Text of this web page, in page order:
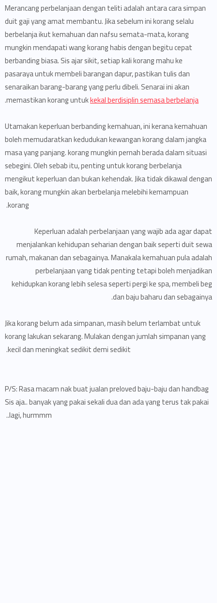
Merancang perbelanjaan dengan teliti adalah antara cara simpan
duit gaji yang amat membantu. Jika sebelum ini korang selalu
berbelanja ikut kemahuan dan nafsu semata-mata, korang
mungkin mendapati wang korang habis dengan begitu cepat
berbanding biasa. Sis ajar sikit, setiap kali korang mahu ke
pasaraya untuk membeli barangan dapur, pastikan tulis dan
senaraikan barang-barang yang perlu dibeli. Senarai ini akan
memastikan korang untukkekal berdisiplin semasa berbelanja
.
Utamakan keperluan berbanding kemahuan, ini kerana kemahuan
boleh memudaratkan kedudukan kewangan korang dalam jangka
masa yang panjang. korang mungkin pernah berada dalam situasi
sebegini. Oleh sebab itu, penting untuk korang berbelanja
mengikut keperluan dan bukan kehendak. Jika tidak dikawal dengan
baik, korang mungkin akan berbelanja melebihi kemampuan
korang.
Keperluan adalah perbelanjaan yang wajib ada agar dapat
menjalankan kehidupan seharian dengan baik seperti duit sewa
rumah, makanan dan sebagainya. Manakala kemahuan pula adalah
perbelanjaan yang tidak penting tetapi boleh menjadikan
kehidupkan korang lebih selesa seperti pergi ke spa, membeli beg
dan baju baharu dan sebagainya.
Jika korang belum ada simpanan, masih belum terlambat untuk
korang lakukan sekarang. Mulakan dengan jumlah simpanan yang
kecil dan meningkat sedikit demi sedikit.
P/S: Rasa macam nak buat jualan preloved baju-baju dan handbag
Sis aja.. banyak yang pakai sekali dua dan ada yang terus tak pakai
lagi, hurmmm..